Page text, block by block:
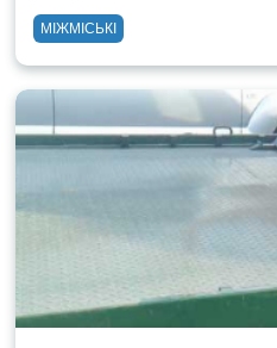
МІЖМІСЬКІ